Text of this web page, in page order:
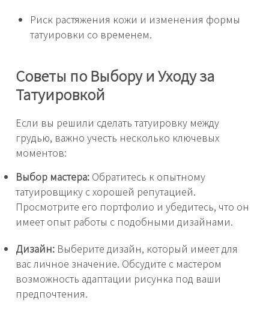
Риск растяжения кожи и изменения формы
татуировки со временем.
Советы по Выбору и Уходу за
Татуировкой
Если вы решили сделать татуировку между
грудью, важно учесть несколько ключевых
моментов:
Выбор мастера: Обратитесь к опытному
татуировщику с хорошей репутацией.
Просмотрите его портфолио и убедитесь, что он
имеет опыт работы с подобными дизайнами.
Дизайн: Выберите дизайн, который имеет для
вас личное значение. Обсудите с мастером
возможность адаптации рисунка под ваши
предпочтения.